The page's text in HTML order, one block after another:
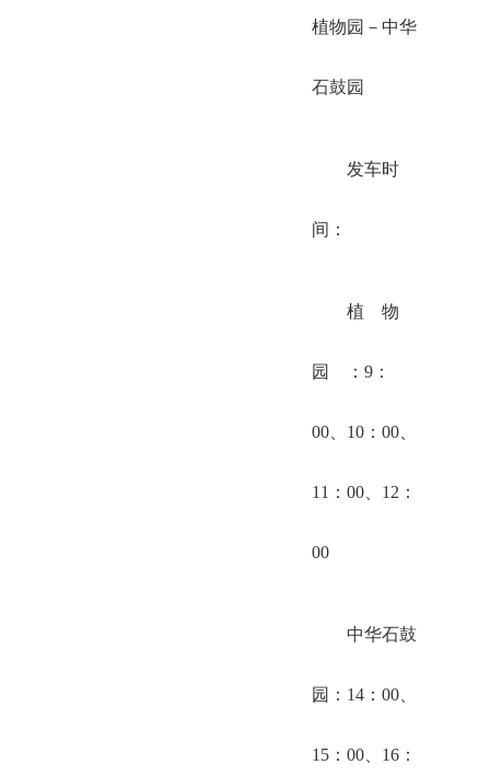
植物园－中华
石鼓园
发车时
间：
植 物
园 ：9：
00、10：00、
11：00、12：
00
中华石鼓
园：14：00、
15：00、16：